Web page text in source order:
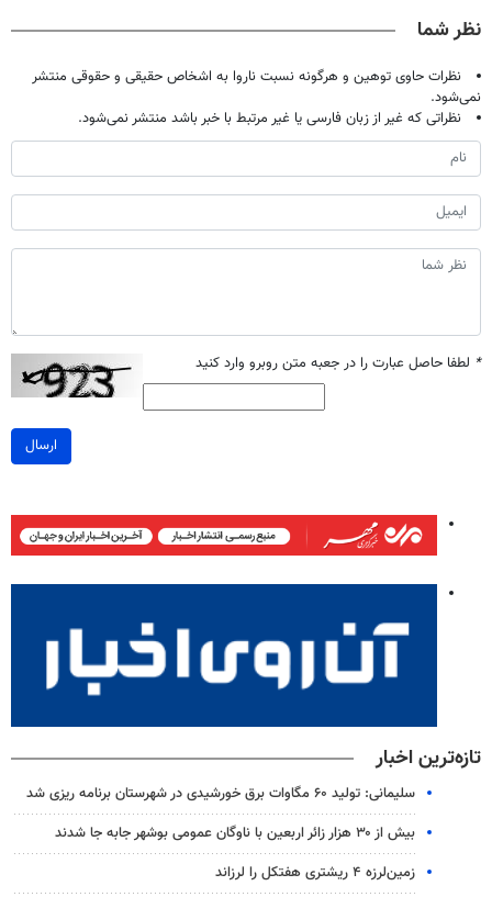
نظر شما
نظرات حاوی توهین و هرگونه نسبت ناروا به اشخاص حقیقی و حقوقی منتشر
نمی‌شود.
نظراتی که غیر از زبان فارسی یا غیر مرتبط با خبر باشد منتشر نمی‌شود.
* لطفا حاصل عبارت را در جعبه متن روبرو وارد کنید
ارسال
تازه‌ترین اخبار
سلیمانی: تولید ۶۰ مگاوات برق خورشیدی در شهرستان برنامه ریزی شد
بیش از ۳۰ هزار زائر اربعین با ناوگان عمومی بوشهر جابه جا شدند
زمین‌لرزه ۴ ریشتری هفتکل را لرزاند